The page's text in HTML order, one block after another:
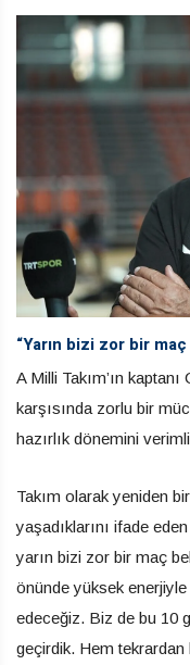
“Yarın bizi zor bir
A Milli Takım’ın
karşısında zorlu bir
hazırlık dönemini
Takım olarak yeniden
yaşadıklarını ifade
yarın bizi zor bir maç
önünde yüksek
edeceğiz. Biz de bu 10
geçirdik. Hem